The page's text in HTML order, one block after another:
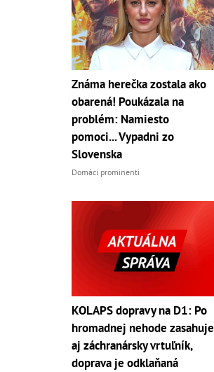
Známa herečka zostala ako
obarená! Poukázala na
problém: Namiesto
pomoci... Vypadni zo
Slovenska
Domáci prominenti
KOLAPS dopravy na D1: Po
hromadnej nehode zasahuje
aj záchranársky vrtuľník,
doprava je odklaňaná